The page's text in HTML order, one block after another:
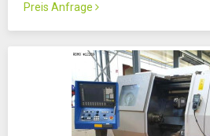
Preis Anfrage